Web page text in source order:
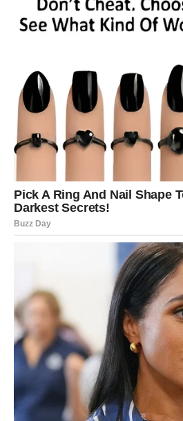
Na poslovnom planu dolazi
i saradnju koja može trajati dugo.